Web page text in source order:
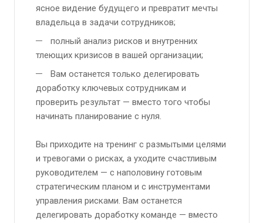
ясное видение будущего и превратит мечты
владельца в задачи сотрудников;
полный анализ рисков и внутренних
тлеющих кризисов в вашей организации;
Вам останется только делегировать
доработку ключевых сотрудникам и
проверить результат — вместо того чтобы
начинать планирование с нуля.
Вы приходите на тренинг с размытыми целями
и тревогами о рисках, а уходите счастливым
руководителем — с наполовину готовым
стратегическим планом и с инструментами
управления рисками. Вам останется
делегировать доработку команде — вместо